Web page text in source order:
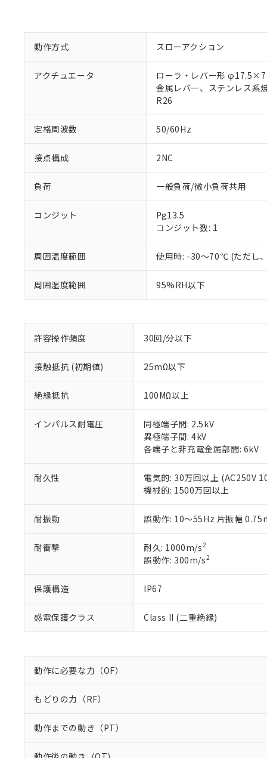
動作方式 スローアクション
アクチュエータ
ローラ・レバー形 φ17.5×7
金属レバー、ステンレス系
R26
定格周波数 50/60Hz
接点構成 2NC
負荷 一般負荷/微小負荷共用
コンジット
Pg13.5
コンジット数: 1
周囲温度範囲 使用時: -30～70℃ (ただし
周囲湿度範囲 95%RH以下
許容操作頻度 30回/分以下
接触抵抗 (初期値) 25mΩ以下
絶縁抵抗 100MΩ以上
インパルス耐電圧
同極端子間: 2.5kV
異極端子間: 4kV
各端子と非充電金属部間: 6kV
耐久性
電気的: 30万回以上 (AC250V
機械的: 1500万回以上
耐振動 誤動作: 10～55Hz 片振幅
耐衝撃 耐久: 1000m/s2
誤動作: 300m/s2
保護構造 IP67
感電保護クラス Class II (二重絶縁)
動作に必要な力（OF）
もどりの力（RF）
動作までの動き（PT）
以下の条件をお読
のであり、
い。
正式な納期
当社販売員
オムロン制
在庫状況お
が、当社の
※当社の共同
いる法人を
対応済み：EU
対応予定なし：
非該当品：ライセ
鉛(Pb) 1000ppm以下、
六価クロム(Cr(Ⅵ))
フタル酸ビス(2-エチル
ル（DBP） 1000ppm
但し、RoHS指令で産
フタル酸エステル類の
※2 対応予定月
部品在庫の切り替
※3 非含有証明
EU RoHS指令（
51物質の非含有証
また、RoHS指令
「○」：最大均質
「－」：未確認で
*中国RoHS10物質の基
Pb(鉛) :1000ppm、
Cr(Ⅵ)(六価クロム) :
DBP(フタル酸ジブチル
※2 環境保護使
「ｅ」：有害物質
「10」：通常の使
味します。
「－」：未確認
ます。
当社は貴社
置等に一切
当社は、貴
また当社は
たしません。
記
号
○ 一定数
△
－
在庫な
機器販
空
白